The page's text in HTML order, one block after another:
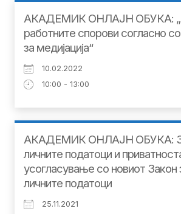
АКАДЕМИК ОНЛАЈН ОБУКА:
работните спорови согласно
за медијација“
10.02.2022
10:00 - 13:00
АКАДЕМИК ОНЛАЈН ОБУКА:
личните податоци и
усогласување со новиот Закон
личните податоци
25.11.2021